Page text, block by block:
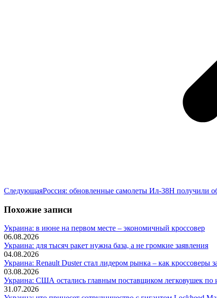
СледующаяСледующая
Россия: обновленные самолеты Ил-38Н получили
Похожие записи
Украина: в июне на первом месте – экономичный кроссовер
06.08.2026
Украина: для тысяч ракет нужна база, а не громкие заявления
04.08.2026
Украина: Renault Duster стал лидером рынка – как кроссоверы
03.08.2026
Украина: США остались главным поставщиком легковушек по
31.07.2026